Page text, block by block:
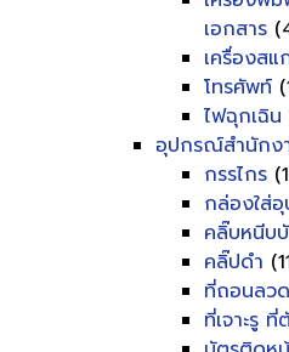
เอกสาร
เครื่องสแ
โทรศัพท์
ไฟฉุกเฉิน
อุปกรณ์สำนักง
กรรไกร
กล่องใส่
คลิ๊บหนีบ
คลิ๊ปดำ
ที่ถอนลวด
ที่เจาะรู